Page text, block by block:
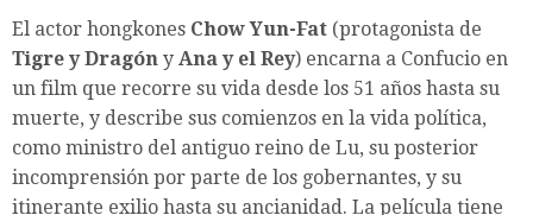
El actor hongkones Chow Yun-Fat (protagonista de
Tigre y Dragón y Ana y el Rey) encarna a Confucio en
un film que recorre su vida desde los 51 años hasta su
muerte, y describe sus comienzos en la vida política,
como ministro del antiguo reino de Lu, su posterior
incomprensión por parte de los gobernantes, y su
itinerante exilio hasta su ancianidad. La película tiene